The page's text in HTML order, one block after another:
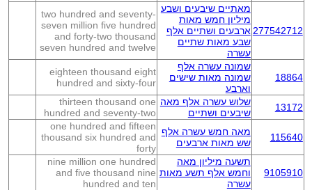
277542712
מאתיים שיבעים ושבע
מיליון חמש מאות
ארבעים ושתיים אלף
שבע מאות שתיים
עשרה
two hundred and seventy-
seven million five hundred
and forty-two thousand
seven hundred and twelve
18864
שמונה עשרה אלף
שמונה מאות שישים
וארבע
eighteen thousand eight
hundred and sixty-four
13172
שלוש עשרה אלף מאה
שיבעים ושתיים
thirteen thousand one
hundred and seventy-two
115640
מאה חמש עשרה אלף
שש מאות ארבעים
one hundred and fifteen
thousand six hundred and
forty
9105910
תשעה מיליון מאה
וחמש אלף תשע מאות
עשרה
nine million one hundred
and five thousand nine
hundred and ten